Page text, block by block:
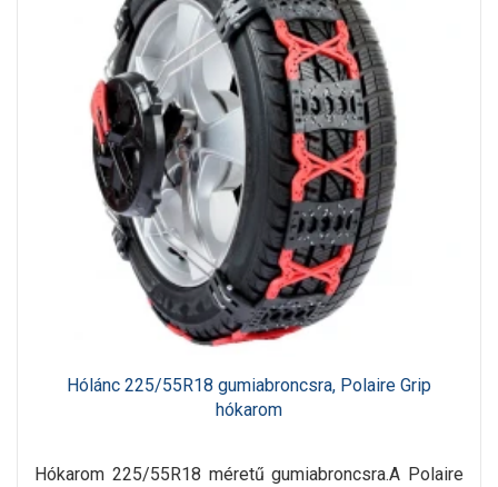
Hólánc 225/55R18 gumiabroncsra, Polaire Grip
hókarom
Hókarom 225/55R18 méretű gumiabroncsra.A Polaire